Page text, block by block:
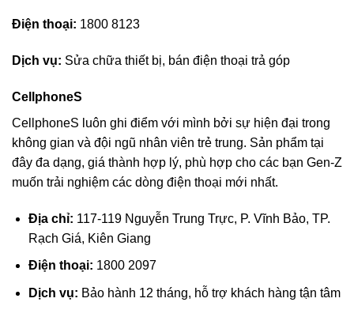
Điện thoại: 1800 8123
Dịch vụ: Sửa chữa thiết bị, bán điện thoại trả góp
CellphoneS
CellphoneS luôn ghi điểm với mình bởi sự hiện đại trong
không gian và đội ngũ nhân viên trẻ trung. Sản phẩm tại
đây đa dạng, giá thành hợp lý, phù hợp cho các bạn Gen-Z
muốn trải nghiệm các dòng điện thoại mới nhất.
Địa chỉ: 117-119 Nguyễn Trung Trực, P. Vĩnh Bảo, TP.
Rạch Giá, Kiên Giang
Điện thoại: 1800 2097
Dịch vụ: Bảo hành 12 tháng, hỗ trợ khách hàng tận tâm